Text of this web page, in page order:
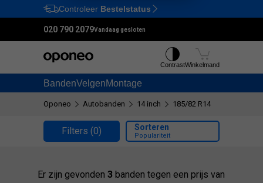
Ctrl M
Controleer Bestelstatus
020 790 2079Vandaag gesloten
BandenVelgenMontage
ContrastWinkelmand
Oponeo Autobanden 14 inch 185/82 R14
Filters (0)
Er zijn gevonden 3 banden tegen een prijs van
Sorteren
Populariteit